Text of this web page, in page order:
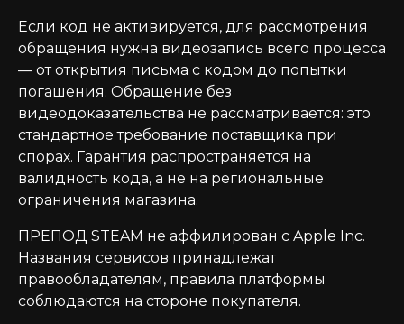
Если код не активируется, для рассмотрения
обращения нужна видеозапись всего процесса
— от открытия письма с кодом до попытки
погашения. Обращение без
видеодоказательства не рассматривается: это
стандартное требование поставщика при
спорах. Гарантия распространяется на
валидность кода, а не на региональные
ограничения магазина.
ПРЕПОД STEAM не аффилирован с Apple Inc.
Названия сервисов принадлежат
правообладателям, правила платформы
соблюдаются на стороне покупателя.